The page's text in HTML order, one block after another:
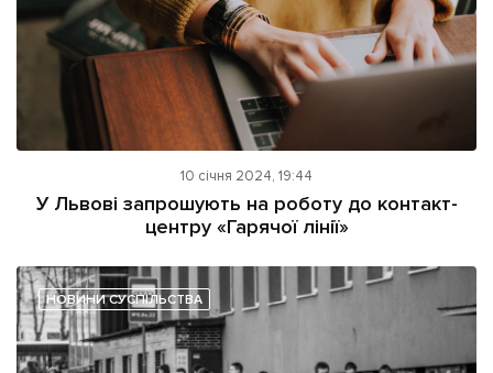
10 січня 2024, 19:44
У Львові запрошують на роботу до контакт-
центру «Гарячої лінії»
НОВИНИ СУСПІЛЬСТВА